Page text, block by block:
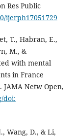
Res Public
ijerph17051729
T., Habran, E.,
M., &
with mental
in France
Netw Open,
doi:
Wang, D., & Li,